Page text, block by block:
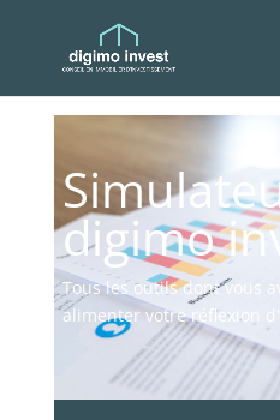
digimo
Tous les outils dont vous
alimenter votre réflexion